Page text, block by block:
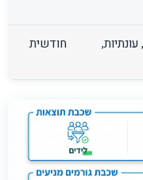
חודשית